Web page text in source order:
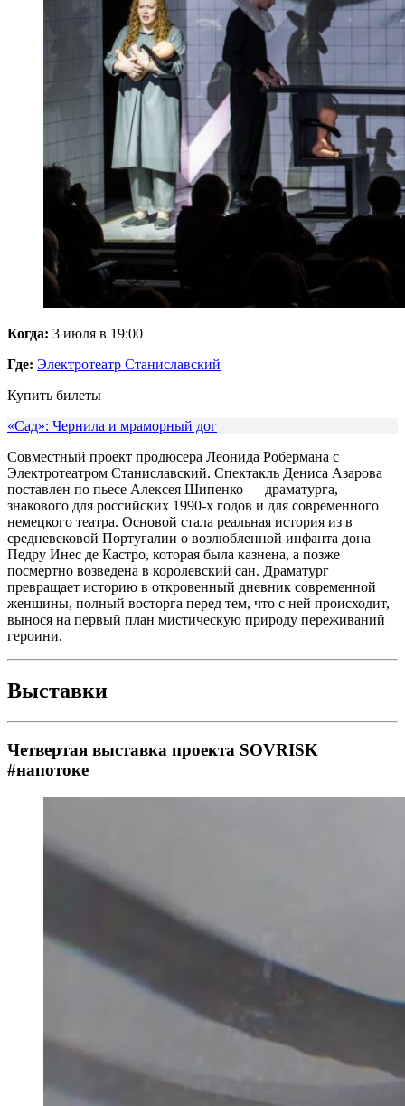
Когда: 3 июля в 19:00
Где: Электротеатр Станиславский
Купить билеты
«Сад»: Чернила и мраморный дог
Совместный проект продюсера Леонида Робермана с
Электротеатром Станиславский. Спектакль Дениса Азарова
поставлен по пьесе Алексея Шипенко — драматурга,
знакового для российских 1990-х годов и для современного
немецкого театра. Основой стала реальная история из в
средневековой Португалии о возлюбленной инфанта дона
Педру Инес де Кастро, которая была казнена, а позже
посмертно возведена в королевский сан. Драматург
превращает историю в откровенный дневник современной
женщины, полный восторга перед тем, что с ней происходит,
вынося на первый план мистическую природу переживаний
героини.
Выставки
Четвертая выставка проекта SOVRISK
#напотоке